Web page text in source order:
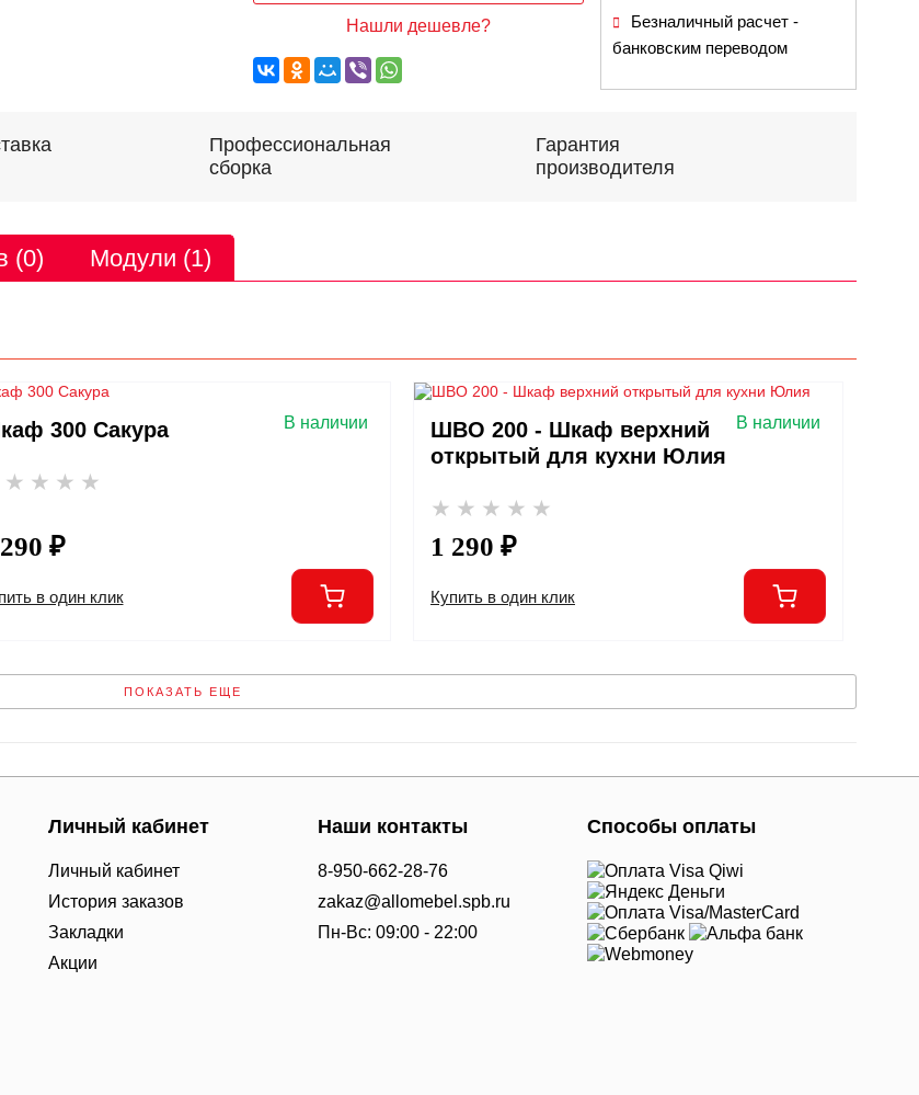
Нашли дешевле?
Безналичный расчет -
банковским переводом
Профессиональная
сборка
Гарантия
производителя
(0) Модули (1)
В наличии
300 Сакура
₽
в один клик
В наличии
ШВО 200 - Шкаф верхний
открытый для кухни Юлия
1 290 ₽
Купить в один клик
ПОКАЗАТЬ ЕЩЕ
Личный кабинет
Личный кабинет
История заказов
Закладки
Акции
Наши контакты
8-950-662-28-76
zakaz@allomebel.spb.ru
Пн-Вс: 09:00 - 22:00
Способы оплаты